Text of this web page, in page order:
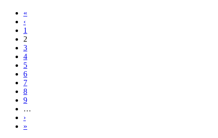
Seiten
«
‹
1
2
3
4
5
6
7
8
9
…
›
»